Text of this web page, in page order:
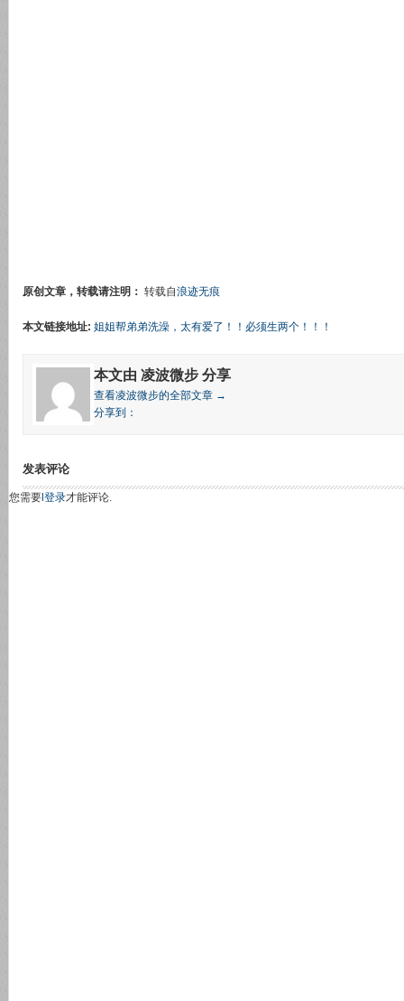
原创文章，转载请注明： 转载自浪迹无痕
本文链接地址: 姐姐帮弟弟洗澡，太有爱了！！必须生两个！！！
本文由 凌波微步 分享
查看凌波微步的全部文章 →
分享到：
发表评论
您需要l登录才能评论.